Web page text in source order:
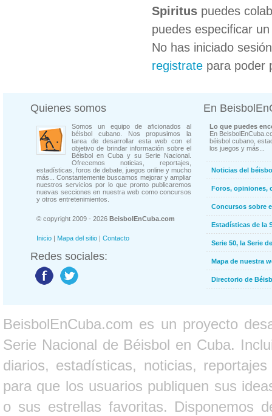
Spiritus puedes
puedes especificar
No has iniciado
registrate para poder
Quienes somos
Somos un equipo de aficionados al
béisbol cubano. Nos propusimos la
tarea de desarrollar esta web con el
objetivo de brindar información sobre el
Béisbol en Cuba y su Serie Nacional.
Ofrecemos noticias, reportajes,
estadísticas, foros de debate, juegos online y mucho
más... Constantemente buscamos mejorar y ampliar
nuestros servicios por lo que pronto publicaremos
nuevas secciones en nuestra web como concursos
y otros entretenimientos.
© copyright 2009 - 2026 BeisbolEnCuba.com
Inicio | Mapa del sitio | Contacto
Redes sociales:
En
Lo que puedes
En
béisbol cubano,
los juegos y más...
Noticias del
Foros, opiniones,
Concursos sobre
Estadísticas de la
Serie 50, la Serie
Mapa de nuestra
Directorio de
BeisbolEnCuba.com es un proyecto
Serie Nacional de Béisbol en Cuba.
diarios, estadísticas, noticias,
para que los usuarios publiquen sus
o sus estrellas favoritas. Disponemos